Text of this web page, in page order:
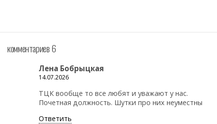
комментариев 6
Лена Бобрыцкая
14.07.2026
ТЦК вообще то все любят и уважают у нас.
Почетная должность. Шутки про них неуместны
Ответить